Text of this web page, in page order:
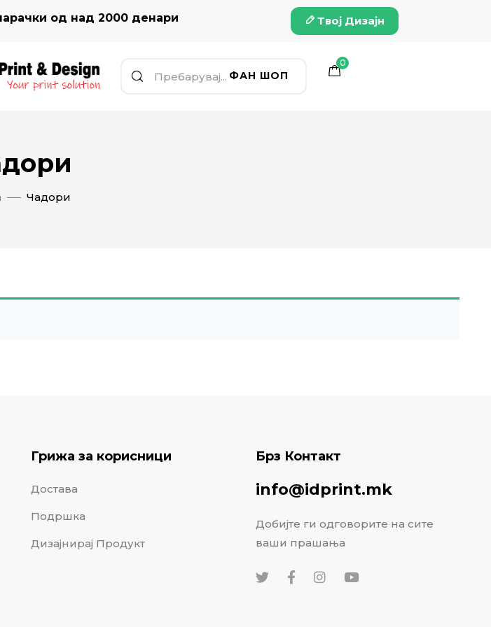
од над 2000 денари Твој Дизајн
ФАН ШОП
0
Чадори
Грижа за корисници
Достава
Подршка
Дизајнирај Продукт
Брз Контакт
info@idprint.mk
Добијте ги одговорите на сите
ваши прашања